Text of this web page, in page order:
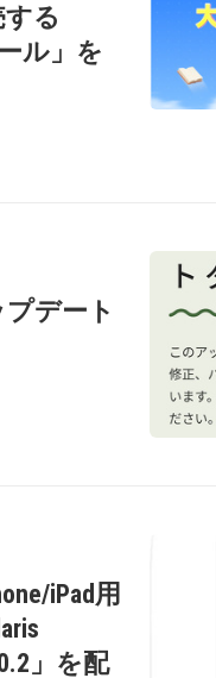
する
ル」を
プデート
iPad用
」を配